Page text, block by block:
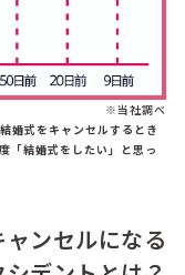
※当社調べ
婚式をキャンセルするとき
「結婚式をしたい」と思っ
ンセルになる